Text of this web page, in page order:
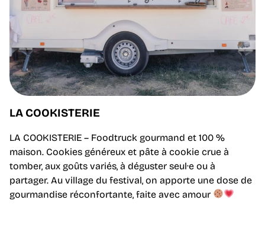
LA COOKISTERIE
LA COOKISTERIE – Foodtruck gourmand et 100 %
maison. Cookies généreux et pâte à cookie crue à
tomber, aux goûts variés, à déguster seul·e ou à
partager. Au village du festival, on apporte une dose de
gourmandise réconfortante, faite avec amour